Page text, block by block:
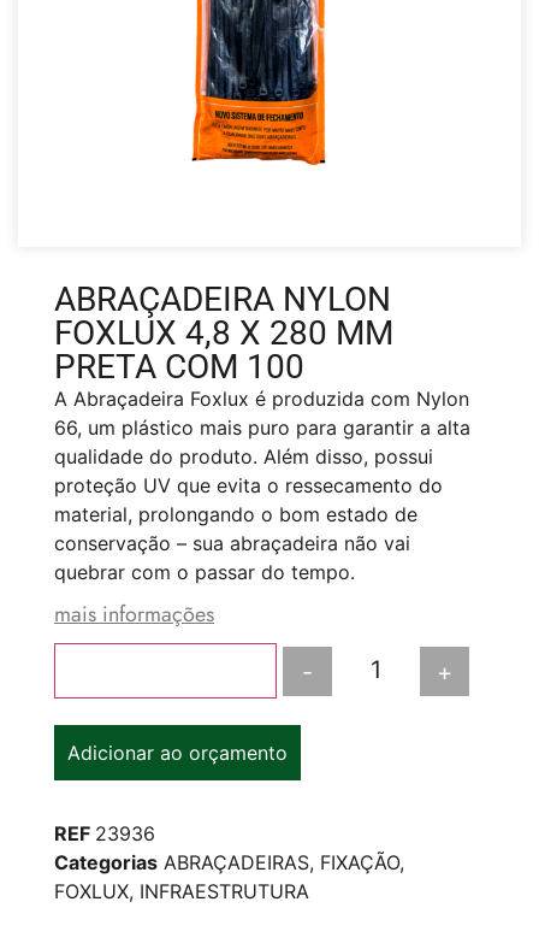
ABRAÇADEIRA NYLON
FOXLUX 4,8 X 280 MM
PRETA COM 100
A Abraçadeira Foxlux é produzida com Nylon
66, um plástico mais puro para garantir a alta
qualidade do produto. Além disso, possui
proteção UV que evita o ressecamento do
material, prolongando o bom estado de
conservação – sua abraçadeira não vai
quebrar com o passar do tempo.
mais informações
- +
Adicionar ao orçamento
REF 23936
Categorias ABRAÇADEIRAS, FIXAÇÃO,
FOXLUX, INFRAESTRUTURA